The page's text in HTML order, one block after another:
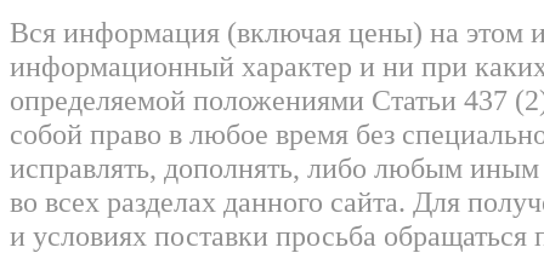
Вся информация (включая цены) на этом
информационный характер и ни при
определяемой положениями Статьи 437
собой право в любое время без
исправлять, дополнять, либо любым
во всех разделах данного сайта. Для
и условиях поставки просьба